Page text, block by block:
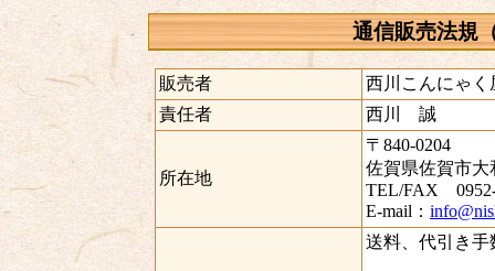
通信販売法規
販売者
西川こんにゃく
責任者
西川 誠
所在地
〒840-0204
佐賀県佐賀市大
TEL/FAX 0952-
E-mail：
送料、代引き手